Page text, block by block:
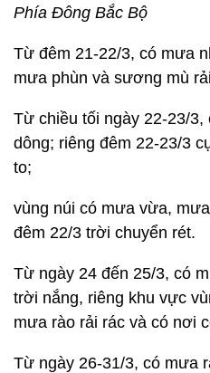
Phía Đông Bắc Bộ
Từ đêm 21-22/3, có mưa
mưa phùn và sương mù
Từ chiều tối ngày 22-23/
dông; riêng đêm 22-23/3
to;
vùng núi có mưa vừa,
đêm 22/3 trời chuyển rét.
Từ ngày 24 đến 25/3, có
trời nắng, riêng khu vực
mưa rào rải rác và có nơi
Từ ngày 26-31/3, có mưa